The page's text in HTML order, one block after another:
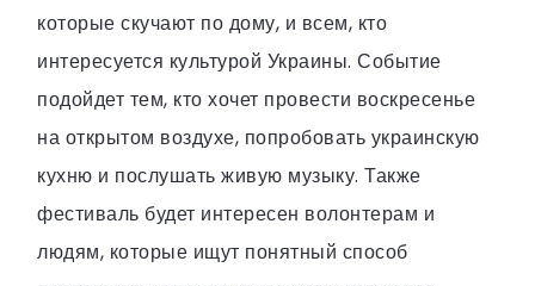
которые скучают по дому, и всем, кто
интересуется культурой Украины. Событие
подойдет тем, кто хочет провести воскресенье
на открытом воздухе, попробовать украинскую
кухню и послушать живую музыку. Также
фестиваль будет интересен волонтерам и
людям, которые ищут понятный способ